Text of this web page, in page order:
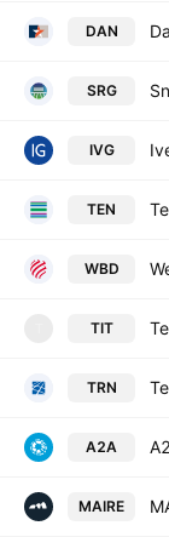
DAN
SRG
IVG
TEN
WBD
TIT
TRN
A2A
MAIRE